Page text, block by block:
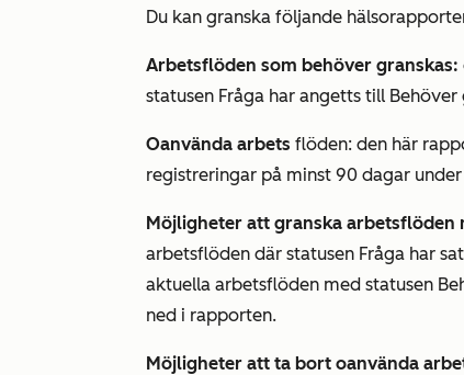
Du kan granska följande
Arbetsflöden som behöver granskas:
statusen Fråga har angetts till Behöver
Oanvända arbets flöden: den här
registreringar på minst 90 dagar
Möjligheter att granska arbetsflöden
arbetsflöden där statusen Fråga har
aktuella arbetsflöden med statusen
ned i rapporten.
Möjligheter att ta bort oanvända